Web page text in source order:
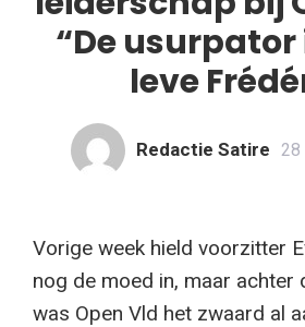
“De usurpator
leve
Redactie Satire 28
Vorige week hield voorzitter
nog de moed in, maar achter
was Open Vld het zwaard al